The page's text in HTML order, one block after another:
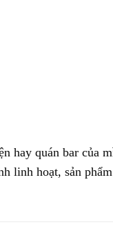
hay quán bar của
linh hoạt, sản